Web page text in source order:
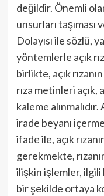
değildir. Önemli
unsurları taşıması
Dolayısı ile sözlü,
yöntemlerle açık
birlikte, açık
rıza metinleri açık,
kaleme alınmalıdır.
irade beyanı
ifade ile, açık
gerekmekte,
ilişkin işlemler, ilgili
bir şekilde ortaya